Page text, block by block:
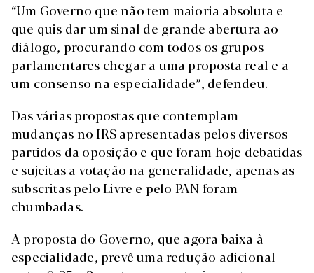
“Um Governo que não tem maioria absoluta e
que quis dar um sinal de grande abertura ao
diálogo, procurando com todos os grupos
parlamentares chegar a uma proposta real e a
um consenso na especialidade”, defendeu.
Das várias propostas que contemplam
mudanças no IRS apresentadas pelos diversos
partidos da oposição e que foram hoje debatidas
e sujeitas a votação na generalidade, apenas as
subscritas pelo Livre e pelo PAN foram
chumbadas.
A proposta do Governo, que agora baixa à
especialidade, prevê uma redução adicional